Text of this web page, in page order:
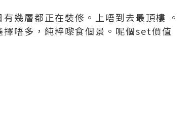
幾層都正在裝修。上唔到去最頂樓 。
唔多，純粹嚟食個景。呢個set價值